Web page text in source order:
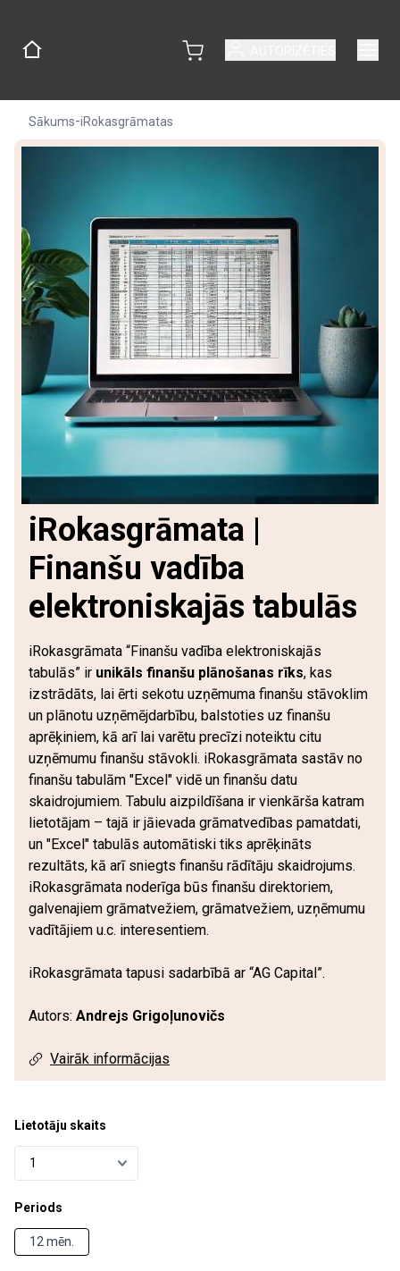
Sākums-iRokasgrāmatas
iRokasgrāmata |
Finanšu vadība
elektroniskajās tabulās
iRokasgrāmata “Finanšu vadība elektroniskajās
tabulās” ir unikāls finanšu plānošanas rīks, kas
izstrādāts, lai ērti sekotu uzņēmuma finanšu stāvoklim
un plānotu uzņēmējdarbību, balstoties uz finanšu
aprēķiniem, kā arī lai varētu precīzi noteiktu citu
uzņēmumu finanšu stāvokli. iRokasgrāmata sastāv no
finanšu tabulām "Excel" vidē un finanšu datu
skaidrojumiem. Tabulu aizpildīšana ir vienkārša katram
lietotājam – tajā ir jāievada grāmatvedības pamatdati,
un "Excel" tabulās automātiski tiks aprēķināts
rezultāts, kā arī sniegts finanšu rādītāju skaidrojums.
iRokasgrāmata noderīga būs finanšu direktoriem,
galvenajiem grāmatvežiem, grāmatvežiem, uzņēmumu
vadītājiem u.c. interesentiem.
iRokasgrāmata tapusi sadarbībā ar “AG Capital”.
Autors: Andrejs Grigoļunovičs
Vairāk informācijas
Lietotāju skaits
Periods
12 mēn.